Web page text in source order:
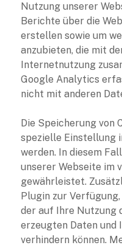
Nutzung unserer
Berichte über die
erstellen sowie um
anzubieten, die mit
Internetnutzung
Google Analytics
nicht mit anderen
Die Speicherung von
spezielle Einstellung
werden. In diesem
unserer Webseite im
gewährleistet.
Plugin zur
der auf Ihre Nutzung
erzeugten Daten und
verhindern können.